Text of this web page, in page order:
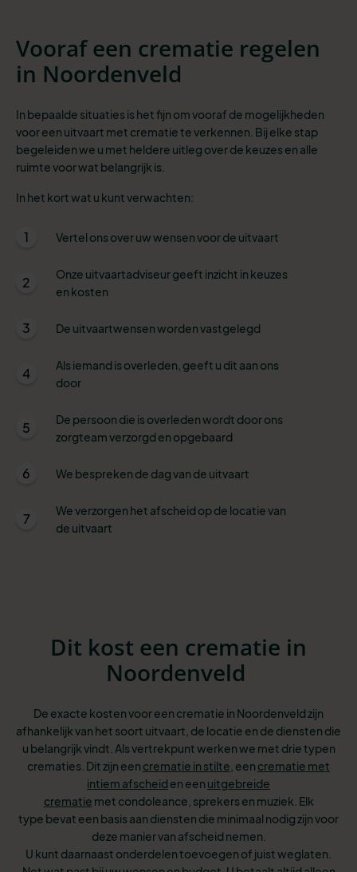
Vooraf een crematie regelen
in Noordenveld
In bepaalde situaties is het fijn om vooraf de mogelijkheden
voor een uitvaart met crematie te verkennen. Bij elke stap
begeleiden we u met heldere uitleg over de keuzes en alle
ruimte voor wat belangrijk is.
In het kort wat u kunt verwachten:
1 Vertel ons over uw wensen voor de uitvaart
2
Onze uitvaartadviseur geeft inzicht in keuzes
en kosten
3 De uitvaartwensen worden vastgelegd
4
Als iemand is overleden, geeft u dit aan ons
door
5
De persoon die is overleden wordt door ons
zorgteam verzorgd en opgebaard
6 We bespreken de dag van de uitvaart
7
We verzorgen het afscheid op de locatie van
de uitvaart
Dit kost een crematie in
Noordenveld
De exacte kosten voor een crematie in Noordenveld zijn
afhankelijk van het soort uitvaart, de locatie en de diensten die
u belangrijk vindt. Als vertrekpunt werken we met drie typen
crematies. Dit zijn een crematie in stilte , een crematie met
intiem afscheid en een uitgebreide
crematie met condoleance, sprekers en muziek. Elk
type bevat een basis aan diensten die minimaal nodig zijn voor
deze manier van afscheid nemen.
U kunt daarnaast onderdelen toevoegen of juist weglaten.